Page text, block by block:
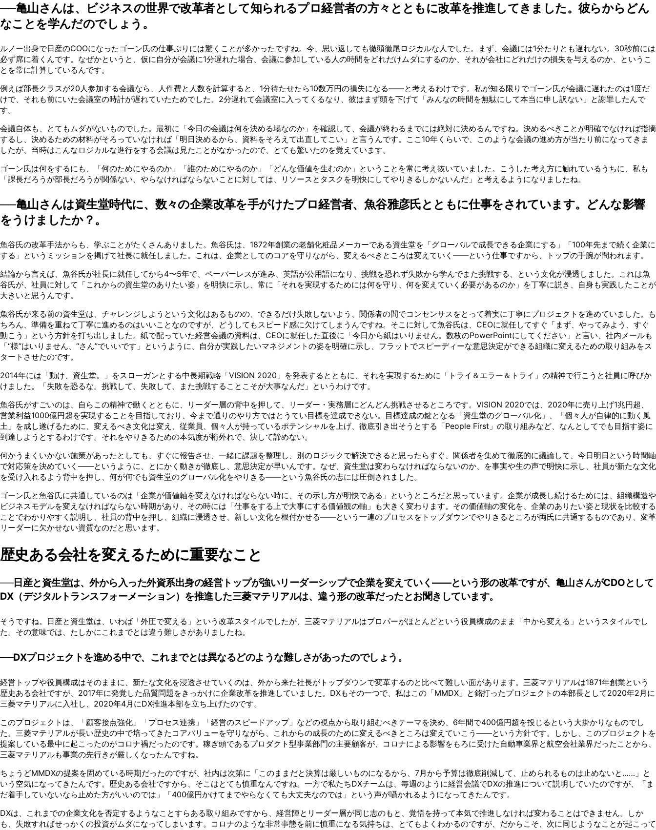
──亀山さんは、ビジネスの世界で改革者として知られるプロ経営者の方々とともに改革を推進してきました。彼らからどん
なことを学んだのでしょう。
ルノー出身で日産のCOOになったゴーン氏の仕事ぶりには驚くことが多かったですね。今、思い返しても徹頭徹尾ロジカルな人でした。まず、会議には1分たりとも遅れない。30秒前には
必ず席に着くんです。なぜかというと、仮に自分が会議に1分遅れた場合、会議に参加している人の時間をどれだけムダにするのか、それが会社にどれだけの損失を与えるのか、というこ
とを常に計算しているんです。
例えば部長クラスが20人参加する会議なら、人件費と人数を計算すると、1分待たせたら10数万円の損失になる——と考えるわけです。私が知る限りでゴーン氏が会議に遅れたのは1度だ
けで、それも前にいた会議室の時計が遅れていたためでした。2分遅れて会議室に入ってくるなり、彼はまず頭を下げて「みんなの時間を無駄にして本当に申し訳ない」と謝罪したんで
す。
会議自体も、とてもムダがないものでした。最初に「今日の会議は何を決める場なのか」を確認して、会議が終わるまでには絶対に決めるんですね。決めるべきことが明確でなければ指摘
するし、決めるための材料がそろっていなければ「明日決めるから、資料をそろえて出直してこい」と言うんです。ここ10年くらいで、このような会議の進め方が当たり前になってきま
したが、当時はこんなロジカルな進行をする会議は見たことがなかったので、とても驚いたのを覚えています。
ゴーン氏は何をするにも、「何のためにやるのか」「誰のためにやるのか」「どんな価値を生むのか」ということを常に考え抜いていました。こうした考え方に触れているうちに、私も
「課長だろうが部長だろうが関係ない、やらなければならないことに対しては、リソースとタスクを明快にしてやりきるしかないんだ」と考えるようになりましたね。
──亀山さんは資生堂時代に、数々の企業改革を手がけたプロ経営者、魚谷雅彦氏とともに仕事をされています。どんな影響
をうけましたか？。
魚谷氏の改革手法からも、学ぶことがたくさんありました。魚谷氏は、1872年創業の老舗化粧品メーカーである資生堂を「グローバルで成長できる企業にする」「100年先まで続く企業に
する」というミッションを掲げて社長に就任しました。これは、企業としてのコアを守りながら、変えるべきところは変えていく——という仕事ですから、トップの手腕が問われます。
結論から言えば、魚谷氏が社長に就任してから4〜5年で、ペーパーレスが進み、英語が公用語になり、挑戦を恐れず失敗から学んでまた挑戦する、という文化が浸透しました。これは魚
谷氏が、社員に対して「これからの資生堂のありたい姿」を明快に示し、常に「それを実現するためには何を守り、何を変えていく必要があるのか」を丁寧に説き、自身も実践したことが
大きいと思うんです。
魚谷氏が来る前の資生堂は、チャレンジしようという文化はあるものの、できるだけ失敗しないよう、関係者の間でコンセンサスをとって着実に丁寧にプロジェクトを進めていました。も
ちろん、準備を重ねて丁寧に進めるのはいいことなのですが、どうしてもスピード感に欠けてしまうんですね。そこに対して魚谷氏は、CEOに就任してすぐ「まず、やってみよう、すぐ
動こう」という方針を打ち出しました。紙で配っていた経営会議の資料は、CEOに就任した直後に「今日から紙はいりません。数枚のPowerPointにしてください」と言い、社内メールも
「“様”はいりません、“さん”でいいです」というように、自分が実践したいマネジメントの姿を明確に示し、フラットでスピーディーな意思決定ができる組織に変えるための取り組みをス
タートさせたのです。
2014年には「動け、資生堂。」をスローガンとする中長期戦略「VISION 2020」を発表するとともに、それを実現するために「トライ＆エラー＆トライ」の精神で行こうと社員に呼びか
けました。「失敗を恐るな。挑戦して、失敗して、また挑戦することこそが大事なんだ」というわけです。
魚谷氏がすごいのは、自らこの精神で動くとともに、リーダー層の背中を押して、リーダー・実務層にどんどん挑戦させるところです。VISION 2020では、2020年に売り上げ1兆円超、
営業利益1000億円超を実現することを目指しており、今まで通りのやり方ではとうてい目標を達成できない。目標達成の鍵となる「資生堂のグローバル化」、「個々人が自律的に動く風
土」を成し遂げるために、変えるべき文化は変え、従業員、個々人が持っているポテンシャルを上げ、徹底引き出そうとする「People First」の取り組みなど、なんとしてでも目指す姿に
到達しようとするわけです。それをやりきるための本気度が桁外れで、決して諦めない。
何かうまくいかない施策があったとしても、すぐに報告させ、一緒に課題を整理し、別のロジックで解決できると思ったらすぐ、関係者を集めて徹底的に議論して、今日明日という時間軸
で対応策を決めていく——というように、とにかく動きが徹底し、意思決定が早いんです。なぜ、資生堂は変わらなければならないのか、を事実や生の声で明快に示し、社員が新たな文化
を受け入れるよう背中を押し、何が何でも資生堂のグローバル化をやりきる——という魚谷氏の志には圧倒されました。
ゴーン氏と魚谷氏に共通しているのは「企業が価値軸を変えなければならない時に、その示し方が明快である」というところだと思っています。企業が成長し続けるためには、組織構造や
ビジネスモデルを変えなければならない時期があり、その時には「仕事をする上で大事にする価値観の軸」も大きく変わります。その価値軸の変化を、企業のありたい姿と現状を比較する
ことでわかりやすく説明し、社員の背中を押し、組織に浸透させ、新しい文化を根付かせる——という一連のプロセスをトップダウンでやりきるところが両氏に共通するものであり、変革
リーダーに欠かせない資質なのだと思います。
歴史ある会社を変えるために重要なこと
──日産と資生堂は、外から入った外資系出身の経営トップが強いリーダーシップで企業を変えていく——という形の改革ですが、亀山さんがCDOとして
DX（デジタルトランスフォーメーション）を推進した三菱マテリアルは、違う形の改革だったとお聞きしています。
そうですね。日産と資生堂は、いわば「外圧で変える」という改革スタイルでしたが、三菱マテリアルはプロパーがほとんどという役員構成のまま「中から変える」というスタイルでし
た。その意味では、たしかにこれまでとは違う難しさがありましたね。
──DXプロジェクトを進める中で、これまでとは異なるどのような難しさがあったのでしょう。
経営トップや役員構成はそのままに、新たな文化を浸透させていくのは、外から来た社長がトップダウンで変革するのと比べて難しい面があります。三菱マテリアルは1871年創業という
歴史ある会社ですが、2017年に発覚した品質問題をきっかけに企業改革を推進していました。DXもその一つで、私はこの「MMDX」と銘打ったプロジェクトの本部長として2020年2月に
三菱マテリアルに入社し、2020年4月にDX推進本部を立ち上げたのです。
このプロジェクトは、「顧客接点強化」「プロセス連携」「経営のスピードアップ」などの視点から取り組むべきテーマを決め、6年間で400億円超を投じるという大掛かりなものでし
た。三菱マテリアルが長い歴史の中で培ってきたコアバリューを守りながら、これからの成長のために変えるべきところは変えていこう——という方針です。しかし、このプロジェクトを
提案している最中に起こったのがコロナ禍だったのです。稼ぎ頭であるプロダクト型事業部門の主要顧客が、コロナによる影響をもろに受けた自動車業界と航空会社業界だったことから、
三菱マテリアルも事業の先行きが厳しくなったんですね。
ちょうどMMDXの提案を固めている時期だったのですが、社内は次第に「このままだと決算は厳しいものになるから、7月から予算は徹底削減して、止められるものは止めないと……」と
いう空気になってきたんです。歴史ある会社ですから、そこはとても慎重なんですね。一方で私たちDXチームは、毎週のように経営会議でDXの推進について説明していたのですが、「ま
だ着手していないなら止めた方がいいのでは」「400億円かけてまでやらなくても大丈夫なのでは」という声が囁かれるようになってきたんです。
DXは、これまでの企業文化を否定するようなことすらある取り組みですから、経営陣とリーダー層が同じ志のもと、覚悟を持って本気で推進しなければ変わることはできません。しか
も、失敗すればせっかくの投資がムダになってしまいます。コロナのような非常事態を前に慎重になる気持ちは、とてもよくわかるのですが、だからこそ、次に同じようなことが起こって